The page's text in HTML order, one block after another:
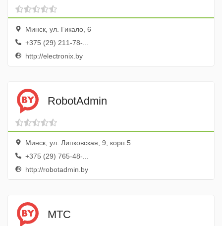
Минск, ул. Гикало, 6
+375 (29) 211-78-...
http://electronix.by
RobotAdmin
Минск, ул. Липковская, 9, корп.5
+375 (29) 765-48-...
http://robotadmin.by
МТС